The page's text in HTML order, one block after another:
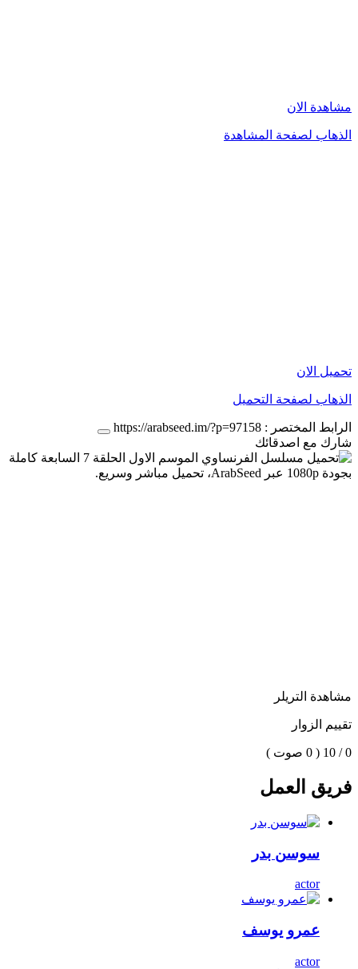
مشاهدة الان
الذهاب لصفحة المشاهدة
تحميل الان
الذهاب لصفحة التحميل
الرابط المختصر : https://arabseed.im/?p=97158
شارك مع اصدقائك
مشاهدة التريلر
تقييم الزوار
0 / 10 ( 0 صوت )
فريق العمل
سوسن بدر
actor
عمرو يوسف
actor